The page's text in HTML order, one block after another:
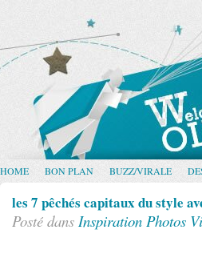
HOME BON PLAN BUZZ/VIRALE
les 7 pêchés capitaux du style
Posté dans Inspiration Photos